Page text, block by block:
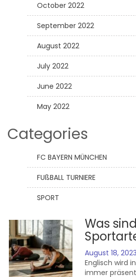
October 2022
September 2022
August 2022
July 2022
June 2022
May 2022
Categories
FC BAYERN MÜNCHEN
FUßBALL TURNIERE
SPORT
Was
August 18, 2023
Englisch wird
immer